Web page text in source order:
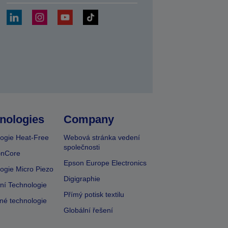
Heat-Free
Micro Piezo
Technologie
technologie
Company
Webová stránka vedení
společnosti
Epson Europe Electronics
Digigraphie
Přímý potisk textilu
Globální řešení